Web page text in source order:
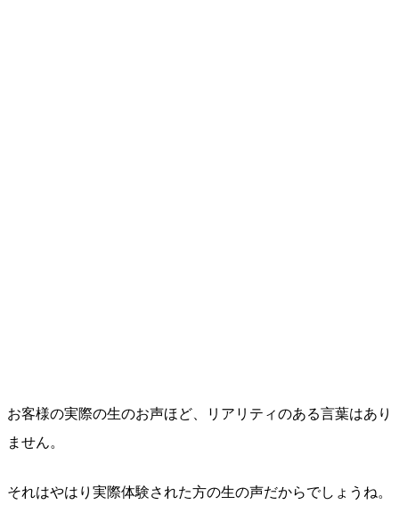
お客様の実際の生のお声ほど、リアリティのある言葉はあり
ません。
それはやはり実際体験された方の生の声だからでしょうね。